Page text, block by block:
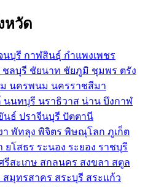
หวัด
นบุรี กาฬสินธุ์ กำแพงเพชร
ชลบุรี ชัยนาท ชัยภูมิ ชุมพร ตรัง
นครพนม นครราชสีมา
นนทบุรี นราธิวาส น่าน บึงกาฬ
นธ์ ปราจีนบุรี ปัตตานี
า พัทลุง พิจิตร พิษณุโลก ภูเก็ต
ยโสธร ระนอง ระยอง ราชบุรี
รีสะเกษ สกลนคร สงขลา สตูล
สมุทรสาคร สระบุรี สระแก้ว